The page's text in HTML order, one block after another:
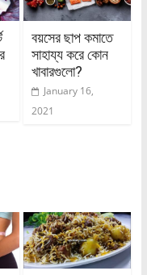
বয়সের ছাপ কমাতে
সাহায্য করে কোন
খাবারগুলো?
January 16,
2021